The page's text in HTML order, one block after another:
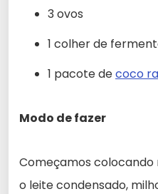
3 ovos
1 colher de
1 pacote decoco
Modo de fazer
Começamos colocando
o leite condensado,